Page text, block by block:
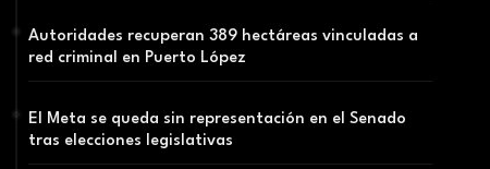
Autoridades recuperan 389 hectáreas vinculadas a
red criminal en Puerto López
El Meta se queda sin representación en el Senado
tras elecciones legislativas